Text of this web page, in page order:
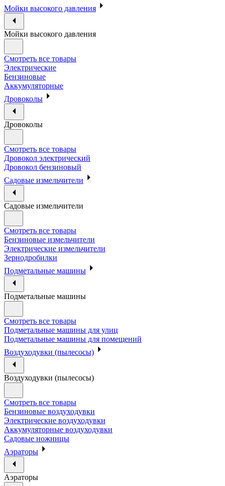
Мойки высокого давления
Мойки высокого давления
Смотреть все товары
Электрические
Бензиновые
Аккумуляторные
Дровоколы
Дровоколы
Смотреть все товары
Дровокол электрический
Дровокол бензиновый
Садовые измельчители
Садовые измельчители
Смотреть все товары
Бензиновые измельчители
Электрические измельчители
Зернодробилки
Подметальные машины
Подметальные машины
Смотреть все товары
Подметальные машины для улиц
Подметальные машины для помещений
Воздуходувки (пылесосы)
Воздуходувки (пылесосы)
Смотреть все товары
Бензиновые воздуходувки
Электрические воздуходувки
Аккумуляторные воздуходувки
Садовые ножницы
Аэраторы
Аэраторы